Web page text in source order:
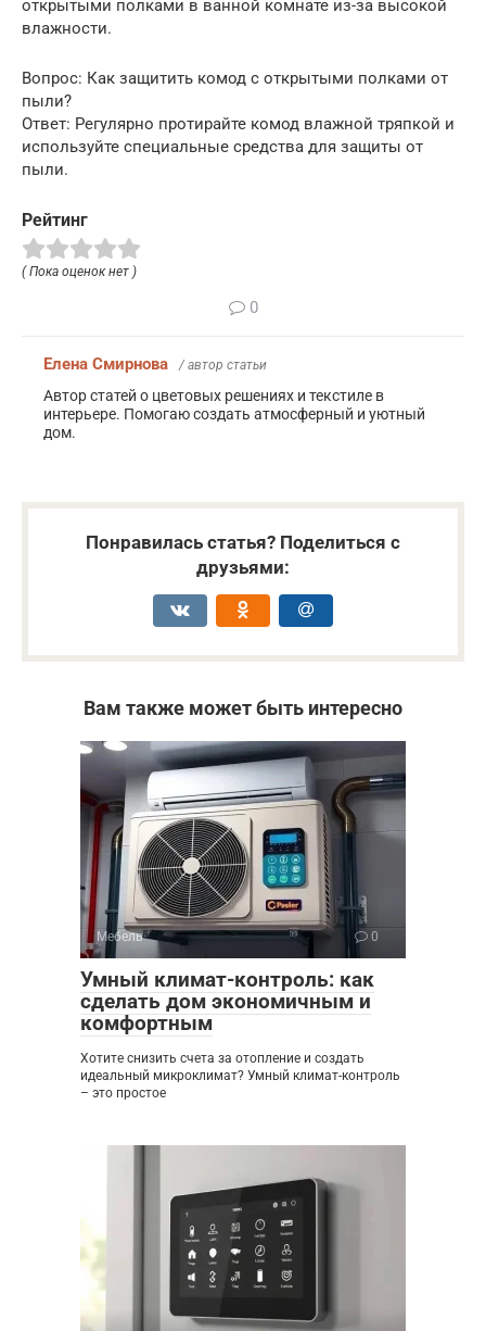
открытыми полками в ванной комнате из-за высокой
влажности.
Вопрос: Как защитить комод с открытыми полками от
пыли?
Ответ: Регулярно протирайте комод влажной тряпкой и
используйте специальные средства для защиты от
пыли.
Рейтинг
( Пока оценок нет )
0
Елена Смирнова / автор статьи
Автор статей о цветовых решениях и текстиле в
интерьере. Помогаю создать атмосферный и уютный
дом.
Понравилась статья? Поделиться с
друзьями:
Вам также может быть интересно
Мебель 0
Умный климат-контроль: как
сделать дом экономичным и
комфортным
Хотите снизить счета за отопление и создать
идеальный микроклимат? Умный климат-контроль
– это простое